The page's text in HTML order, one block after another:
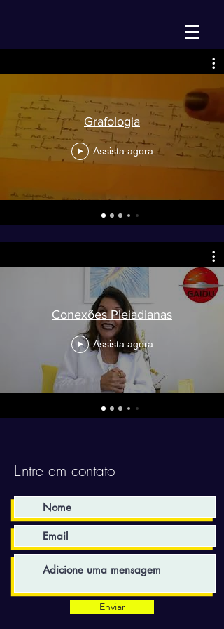
Grafologia
Assista agora
Conexões Pleiadianas
Assista agora
Entre em contato
Enviar